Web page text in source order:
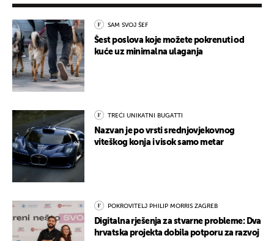
SAM SVOJ ŠEF
Šest poslova koje možete pokrenuti od
kuće uz minimalna ulaganja
TREĆI UNIKATNI BUGATTI
Nazvan je po vrsti srednjovjekovnog
viteškog konja i visok samo metar
POKROVITELJ PHILIP MORRIS ZAGREB
Digitalna rješenja za stvarne probleme: Dva
hrvatska projekta dobila potporu za razvoj